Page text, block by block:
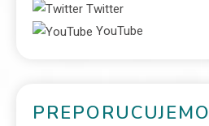
Twitter
YouTube
PREPORUCUJEMO